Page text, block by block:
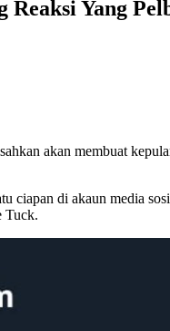
Yang
akan membuat
di akaun media
Tuck.